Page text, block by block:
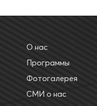
О нас
Программы
Фотогалерея
СМИ о нас